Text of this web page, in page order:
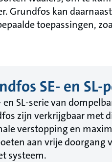
Grundfos kan
toepassingen,
SE- en SL-
en SL-serie van
zijn verkrijgbaar met
verstopping en
aan vrije doorgang
systeem.